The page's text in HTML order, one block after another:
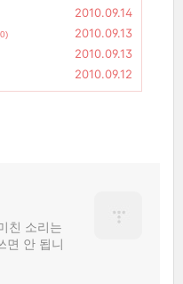
2010.09.14
2010.09.13
2010.09.13
2010.09.12
친 소리는
면 안 됩니